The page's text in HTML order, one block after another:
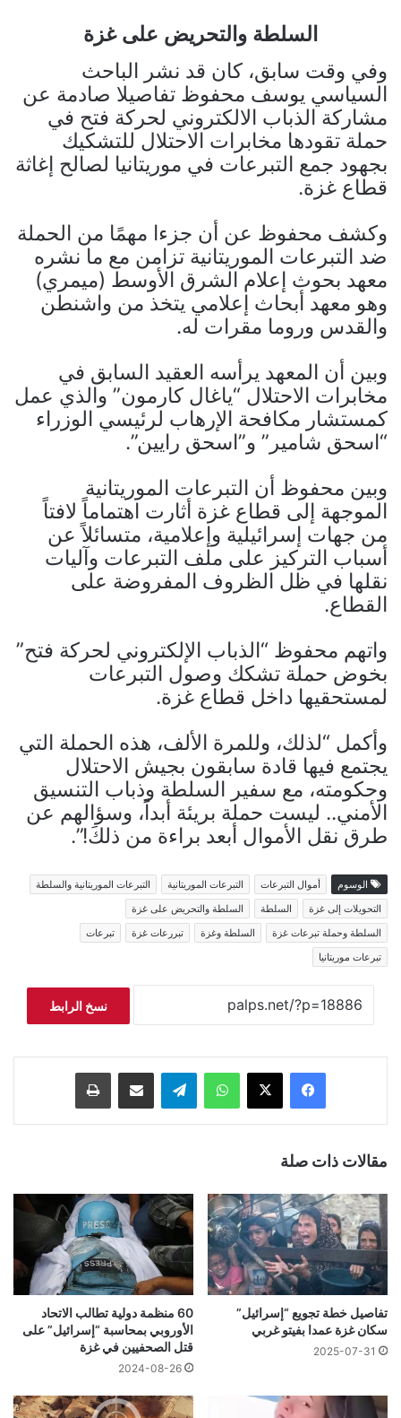
السلطة والتحريض على غزة
وفي وقت سابق، كان قد نشر الباحث
السياسي يوسف محفوظ تفاصيلا صادمة عن
مشاركة الذباب الالكتروني لحركة فتح في
حملة تقودها مخابرات الاحتلال للتشكيك
بجهود جمع التبرعات في موريتانيا لصالح إغاثة
قطاع غزة.
وكشف محفوظ عن أن جزءا مهمًا من الحملة
ضد التبرعات الموريتانية تزامن مع ما نشره
معهد بحوث إعلام الشرق الأوسط (ميمري)
وهو معهد أبحاث إعلامي يتخذ من واشنطن
والقدس وروما مقرات له.
وبين أن المعهد يرأسه العقيد السابق في
مخابرات الاحتلال “ياغال كارمون” والذي عمل
كمستشار مكافحة الإرهاب لرئيسي الوزراء
“اسحق شامير” و”اسحق رايين”.
وبين محفوظ أن التبرعات الموريتانية
الموجهة إلى قطاع غزة أثارت اهتماماً لافتاً
من جهات إسرائيلية وإعلامية، متسائلاً عن
أسباب التركيز على ملف التبرعات وآليات
نقلها في ظل الظروف المفروضة على
القطاع.
واتهم محفوظ “الذباب الإلكتروني لحركة فتح”
بخوض حملة تشكك وصول التبرعات
لمستحقيها داخل قطاع غزة.
وأكمل “لذلك، وللمرة الألف، هذه الحملة التي
يجتمع فيها قادة سابقون بجيش الاحتلال
وحكومته، مع سفير السلطة وذباب التنسيق
الأمني.. ليست حملة بريئة أبداً، وسؤالهم عن
طرق نقل الأموال أبعد براءة من ذلكَ!”.
الوسوم أموال التبرعات التبرعات الموريتانية
التبرعات الموريتانية والسلطة
التحويلات إلى غزة
السلطة
السلطة والتحريض على غزة
السلطة وحملة تبرعات غزة
السلطة وغزة تبررعات غزة
تبرعات
تبرعات موريتانيا
نسخ الرابط
فيسبوك ‫X واتساب تيلقرام مشاركة عبر البريد طباعة
مقالات ذات صلة
تفاصيل خطة تجويع “إسرائيل”
سكان غزة عمدا بفيتو غربي
2025-07-31
60 منظمة دولية تطالب الاتحاد
الأوروبي بمحاسبة “إسرائيل” على
قتل الصحفيين في غزة
2024-08-26